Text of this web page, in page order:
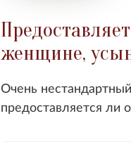
женщине,
Очень
предоставляется ли